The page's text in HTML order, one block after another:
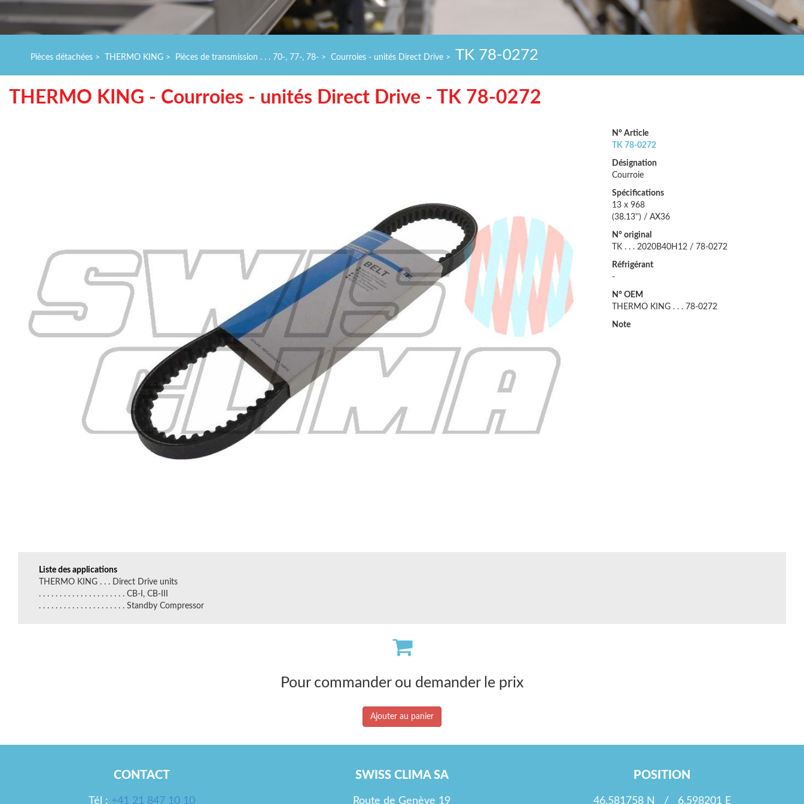
Pièces détachées > THERMO KING > Pièces de transmission . . . 70-, 77-, 78- > Courroies - unités Direct Drive > TK 78-0272
THERMO KING - Courroies - unités Direct Drive - TK 78-0272
N° Article
TK 78-0272
Désignation
Courroie
Spécifications
13 x 968
(38.13'') / AX36
N° original
TK . . . 2020B40H12 / 78-0272
Réfrigérant
-
N° OEM
THERMO KING . . . 78-0272
Note
Liste des applications
THERMO KING . . . Direct Drive units
. . . . . . . . . . . . . . . . . . . . . CB-I, CB-III
. . . . . . . . . . . . . . . . . . . . . Standby Compressor
Pour commander ou demander le prix
Ajouter au panier
CONTACT
Tél : +41 21 847 10 10
SWISS CLIMA SA
Route de Genève 19
POSITION
46.581758 N / 6.598201 E